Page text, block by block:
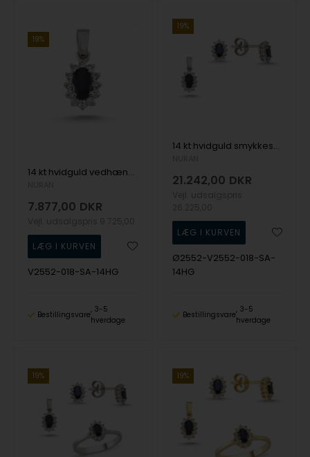
19%
14 kt hvidguld vedhæng, Roset Safir serien fra Nuran med ialt 0,18 ct diamanter
7.877,00 DKR
V2552-018-SA-14HG
Bestillingsvare
3-5
hverdage
19%
14 kt hvidguld smykkesæt, Roset Safir serien fra Nuran med ialt 0,54 ct diamanter
21.242,00 DKR
Ø2552-V2552-018-SA-
14HG
Bestillingsvare
3-5
hverdage
19% 19%